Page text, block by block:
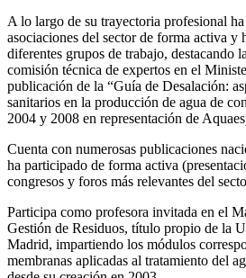
A lo largo de su trayectoria profesional
asociaciones del sector de forma activa y
diferentes grupos de trabajo, destacando
comisión técnica de expertos en el
publicación de la “Guía de Desalación:
sanitarios en la producción de agua de
2004 y 2008 en representación de
Cuenta con numerosas publicaciones
ha participado de forma activa
congresos y foros más relevantes del
Participa como profesora invitada en el
Gestión de Residuos, título propio de la
Madrid, impartiendo los módulos
membranas aplicadas al tratamiento del